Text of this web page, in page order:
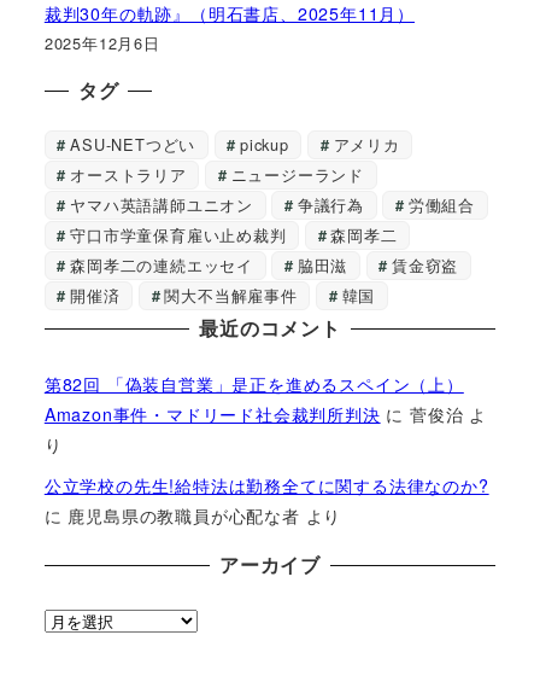
裁判30年の軌跡』（明石書店、2025年11月）
2025年12月6日
タグ
ASU-NETつどい pickup
アメリカ
オーストラリア
ニュージーランド
ヤマハ英語講師ユニオン
争議行為
労働組合
守口市学童保育雇い止め裁判
森岡孝二
森岡孝二の連続エッセイ
脇田滋
賃金窃盗
開催済
関大不当解雇事件 韓国
最近のコメント
第82回 「偽装自営業」是正を進めるスペイン（上）
Amazon事件・マドリード社会裁判所判決 に菅俊治 よ
り
公立学校の先生!給特法は勤務全てに関する法律なのか?
に 鹿児島県の教職員が心配な者 より
アーカイブ
ア